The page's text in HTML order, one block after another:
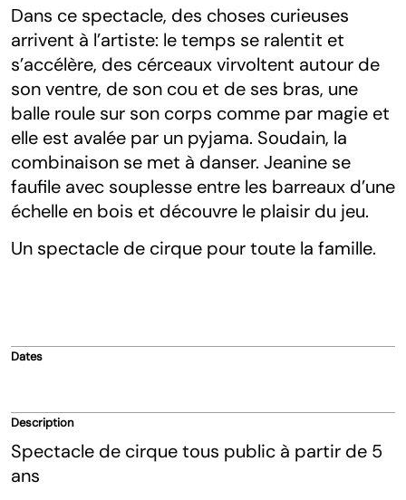
Dans ce spectacle, des choses curieuses
arrivent à l’artiste: le temps se ralentit et
s’accélère, des cérceaux virvoltent autour de
son ventre, de son cou et de ses bras, une
balle roule sur son corps comme par magie et
elle est avalée par un pyjama. Soudain, la
combinaison se met à danser. Jeanine se
faufile avec souplesse entre les barreaux d’une
échelle en bois et découvre le plaisir du jeu.
Un spectacle de cirque pour toute la famille.
Dates
Description
Spectacle de cirque tous public à partir de 5
ans